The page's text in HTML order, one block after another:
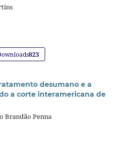
823
desumano e a
a corte interamericana de
Brandão Penna